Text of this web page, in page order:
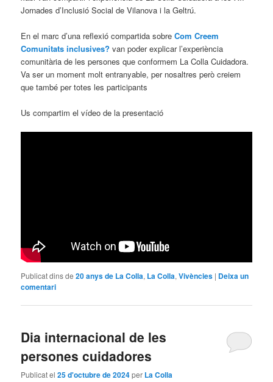
Jornades d’Inclusió Social de Vilanova i la Geltrú.
En el marc d’una reflexió compartida sobre Com Creem
Comunitats inclusives? van poder explicar l’experiència
comunitària de les persones que conformem La Colla Cuidadora.
Va ser un moment molt entranyable, per nosaltres però creiem
que també per totes les participants
Us compartim el vídeo de la presentació
Publicat dins de 20 anys de La Colla, La Colla,Vivències | Deixa un
comentari
Dia internacional de les
persones cuidadores
Publicat el25 d'octubre de 2024per La Colla